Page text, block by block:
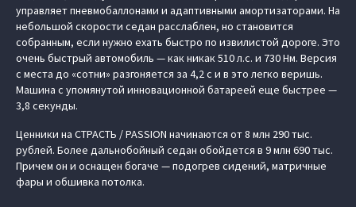
управляет пневмобаллонами и адаптивными амортизаторами. На
небольшой скорости седан расслаблен, но становится
собранным, если нужно ехать быстро по извилистой дороге. Это
очень быстрый автомобиль — как никак 510 л.с. и 730 Нм. Версия
с места до «сотни» разгоняется за 4,2 с и в это легко веришь.
Машина с упомянутой инновационной батареей еще быстрее —
3,8 секунды.
Ценники на СТРАСТЬ / PASSION начинаются от 8 млн 290 тыс.
рублей. Более дальнобойный седан обойдется в 9 млн 690 тыс.
Причем он и оснащен богаче — подогрев сидений, матричные
фары и обшивка потолка.